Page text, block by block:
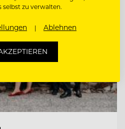
selbst zu verwalten.
Ablehnen